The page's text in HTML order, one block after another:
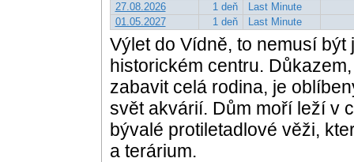
27.08.2026
1 deň
Last Minute
01.05.2027
1 deň Last Minute
Výlet do Vídně, to nemusí být
historickém centru.
zabavit celá rodina, je
svět akvárií. Dům moří leží v
bývalé protiletadlové věži,
a terárium.